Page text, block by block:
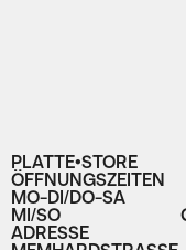
PLATTE•STORE
ÖFFNUNGSZEITEN
MO-DI/DO-SA
MI/SO
ADRESSE